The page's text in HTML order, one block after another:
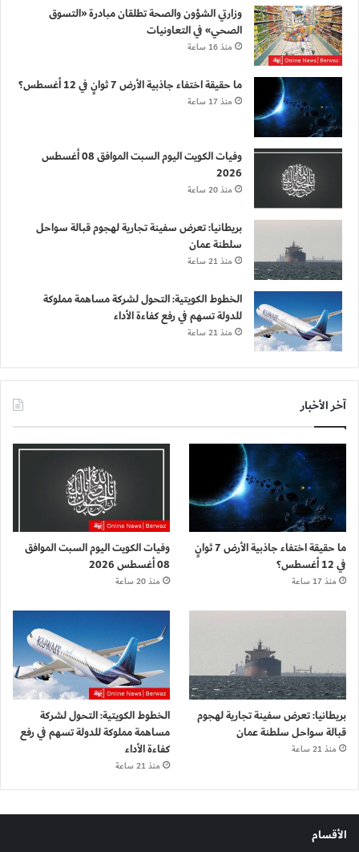
وزارتي الشؤون والصحة تطلقان مبادرة «التسوق
الصحي» في التعاونيات
منذ 16 ساعة
ما حقيقة اختفاء جاذبية الأرض 7 ثوانٍ في 12 أغسطس؟
منذ 17 ساعة
وفيات الكويت اليوم السبت الموافق 08 أغسطس
2026
منذ 20 ساعة
بريطانيا: تعرض سفينة تجارية لهجوم قبالة سواحل
سلطنة عمان
منذ 21 ساعة
الخطوط الكويتية: التحول لشركة مساهمة مملوكة
للدولة تسهم في رفع كفاءة الأداء
منذ 21 ساعة
آخر الأخبار
ما حقيقة اختفاء جاذبية الأرض 7 ثوانٍ
في 12 أغسطس؟
منذ 17 ساعة
وفيات الكويت اليوم السبت الموافق
08 أغسطس 2026
منذ 20 ساعة
بريطانيا: تعرض سفينة تجارية لهجوم
قبالة سواحل سلطنة عمان
منذ 21 ساعة
الخطوط الكويتية: التحول لشركة
مساهمة مملوكة للدولة تسهم في رفع
كفاءة الأداء
منذ 21 ساعة
الأقسام